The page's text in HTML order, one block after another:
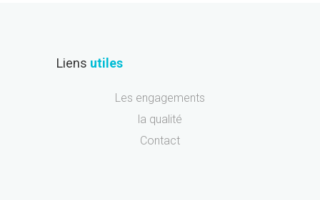
Liens utiles
Les engagements
la qualité
Contact